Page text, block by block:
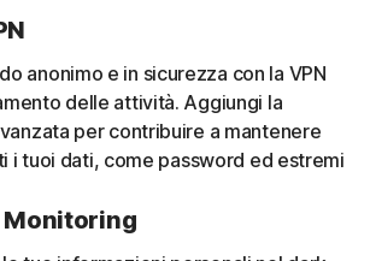
anonimo e in sicurezza con la VPN
delle attività. Aggiungi la
per contribuire a mantenere
i tuoi dati, come password ed estremi
Monitoring